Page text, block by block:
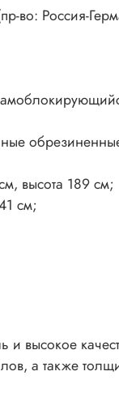
во: Россия-
высота 189 см;
см;
и высокое
а также